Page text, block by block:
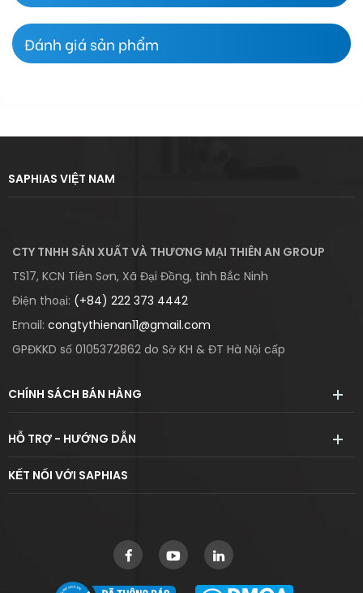
Đánh giá sản phẩm
SAPHIAS VIỆT NAM
CTY TNHH SẢN XUẤT VÀ THƯƠNG MẠI THIÊN AN GROUP
TS17, KCN Tiên Sơn, Xã Đại Đồng, tỉnh Bắc Ninh
Điện thoại: (+84) 222 373 4442
Email: congtythienan11@gmail.com
GPĐKKD số 0105372862 do Sở KH & ĐT Hà Nội cấp
CHÍNH SÁCH BÁN HÀNG
HỖ TRỢ - HƯỚNG DẪN
KẾT NỐI VỚI SAPHIAS